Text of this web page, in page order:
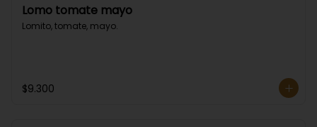
Lomo tomate mayo
Lomito, tomate, mayo.
$9.300